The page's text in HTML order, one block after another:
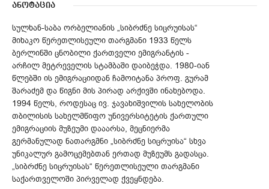
ანოტაცია
სულხან-საბა ორბელიანის „სიბრძნე სიცრუისას“
მიხაკო წერეთლისეული თარგმანი 1933 წელს
ბერლინში ცნობილი ქართველი ემიგრანტის -
არჩილ მეტრეველის სტამბაში დაიბეჭდა. 1980-იან
წლებში ის ემიგრაციიდან ჩამოიტანა პროფ. გურამ
შარაძემ და წიგნი მის პირად არქივში ინახებოდა.
1994 წელს, როდესაც ივ. ჯავახიშვილის სახელობის
თბილისის სახელმწიფო უნივერსიტეტის ქართული
ემიგრაციის მუზეუმი დააარსა, მეცნიერმა
გერმანულად ნათარგმნი „სიბრძნე სიცრუისა“ სხვა
უნიკალურ გამოცემებთან ერთად მუზეუმს გადასცა.
„სიბრძნე სიცრუისას“ წერეთლისეული თარგმანი
საქართველოში პირველად ქვეყნდება.